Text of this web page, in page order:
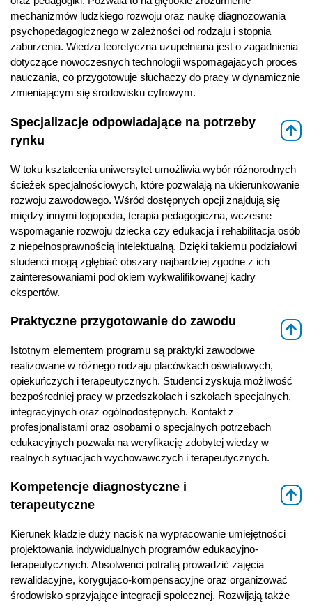
mechanizmów ludzkiego rozwoju oraz naukę diagnozowania
psychopedagogicznego w zależności od rodzaju i stopnia
zaburzenia. Wiedza teoretyczna uzupełniana jest o zagadnienia
dotyczące nowoczesnych technologii wspomagających proces
nauczania, co przygotowuje słuchaczy do pracy w dynamicznie
zmieniającym się środowisku cyfrowym.
Specjalizacje odpowiadające na potrzeby
rynku
W toku kształcenia uniwersytet umożliwia wybór różnorodnych
ścieżek specjalnościowych, które pozwalają na ukierunkowanie
rozwoju zawodowego. Wśród dostępnych opcji znajdują się
między innymi logopedia, terapia pedagogiczna, wczesne
wspomaganie rozwoju dziecka czy edukacja i rehabilitacja osób
z niepełnosprawnością intelektualną. Dzięki takiemu podziałowi
studenci mogą zgłębiać obszary najbardziej zgodne z ich
zainteresowaniami pod okiem wykwalifikowanej kadry
ekspertów.
Praktyczne przygotowanie do zawodu
Istotnym elementem programu są praktyki zawodowe
realizowane w różnego rodzaju placówkach oświatowych,
opiekuńczych i terapeutycznych. Studenci zyskują możliwość
bezpośredniej pracy w przedszkolach i szkołach specjalnych,
integracyjnych oraz ogólnodostępnych. Kontakt z
profesjonalistami oraz osobami o specjalnych potrzebach
edukacyjnych pozwala na weryfikację zdobytej wiedzy w
realnych sytuacjach wychowawczych i terapeutycznych.
Kompetencje diagnostyczne i
terapeutyczne
Kierunek kładzie duży nacisk na wypracowanie umiejętności
projektowania indywidualnych programów edukacyjno-
terapeutycznych. Absolwenci potrafią prowadzić zajęcia
rewalidacyjne, korygująco-kompensacyjne oraz organizować
środowisko sprzyjające integracji społecznej. Rozwijają także